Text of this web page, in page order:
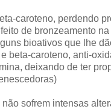
caroteno, perdendo
de bronzeamento
bioativos que lhe
beta-caroteno, anti-
deixando de ter
sofrem intensas